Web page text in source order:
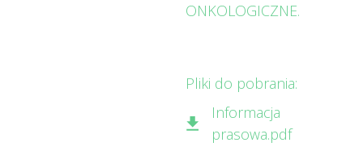
ONKOLOGICZNE.
Pliki do pobrania:
Informacja
prasowa.pdf